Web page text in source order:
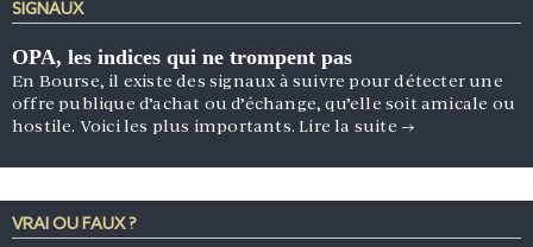
SIGNAUX
OPA, les indices qui ne trompent pas
En Bourse, il existe des signaux à suivre pour détecter une
offre publique d’achat ou d’échange, qu’elle soit amicale ou
hostile. Voici les plus importants.Lire la suite →
VRAI OU FAUX ?